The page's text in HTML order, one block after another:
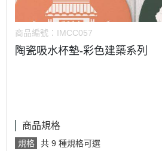
商品編號： IMCC057
陶瓷吸水杯墊-彩色建築系列
商品規格
規格 共 9 種規格可選